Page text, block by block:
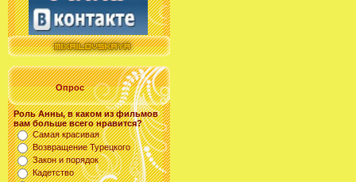
Опрос
Роль Анны, в каком из фильмов
вам больше всего нравится?
Самая красивая
Возвращение Турецкого
Закон и порядок
Кадетство